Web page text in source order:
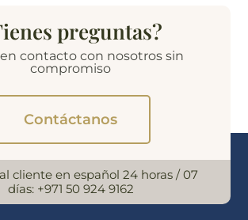
preguntas?
contacto con nosotros sin
compromiso
Contáctanos
cliente en español 24 horas / 07
días: +971 50 924 9162